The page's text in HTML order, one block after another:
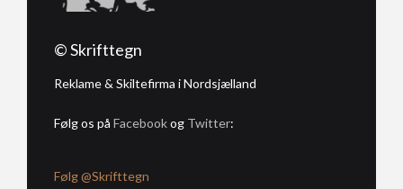
© Skrifttegn
Reklame & Skiltefirma i Nordsjælland
Følg os på Facebookog Twitter:
Følg @Skrifttegn